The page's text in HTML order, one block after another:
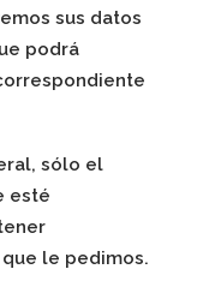
sus datos
podrá
sólo el
esté
le pedimos.